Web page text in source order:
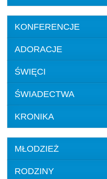
KONFERENCJE
ADORACJE
ŚWIĘCI
ŚWIADECTWA
KRONIKA
MŁODZIEŻ
RODZINY